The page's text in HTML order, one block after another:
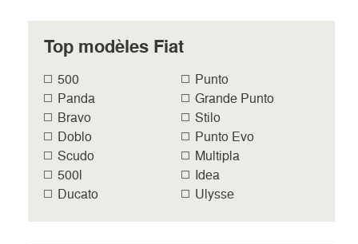
Top modèles Fiat
500
Punto
Panda
Grande Punto
Bravo
Stilo
Doblo
Punto Evo
Scudo
Multipla
500l
Idea
Ducato
Ulysse